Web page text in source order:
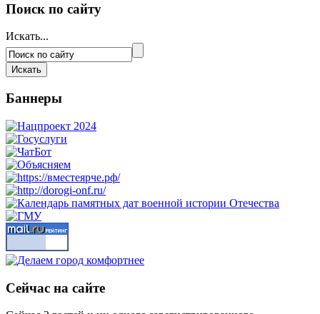
Поиск по сайту
Искать...
Баннеры
Сейчас на сайте